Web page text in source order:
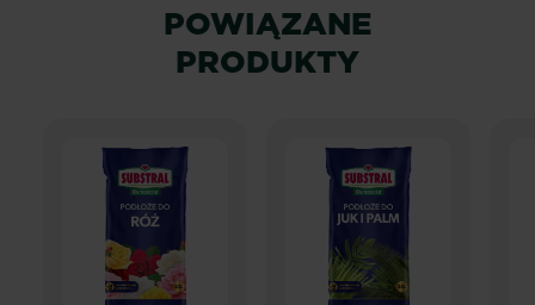
POWIĄZANE
PRODUKTY